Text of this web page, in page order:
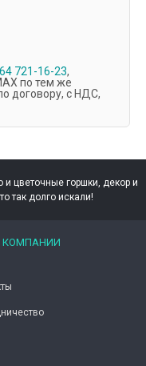
721-16-23,
по тем же
договору, с НДС,
цветочные горшки, декор и
так долго искали!
КОМПАНИИ